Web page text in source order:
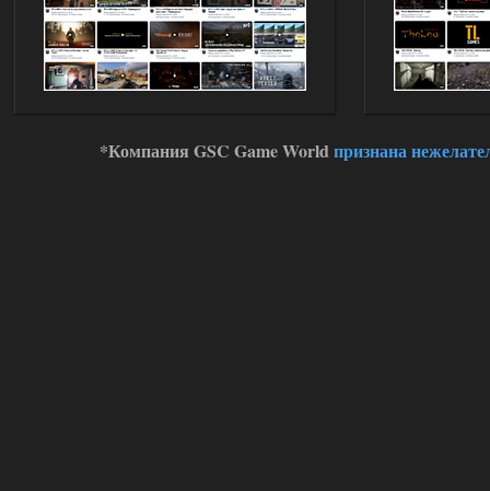
*Компания GSC Game Worldпризнана